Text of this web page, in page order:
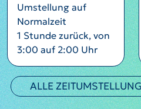
Umstellung auf
Normalzeit
1 Stunde zurück, von
3:00 auf 2:00 Uhr
ALLE